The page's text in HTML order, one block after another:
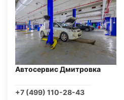
Автосервис Дмитровка
+7 (499) 110-28-43